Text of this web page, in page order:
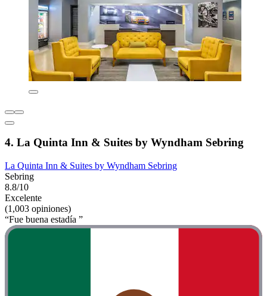
4. La Quinta Inn & Suites by Wyndham Sebring
La Quinta Inn & Suites by Wyndham Sebring
Sebring
8.8/10
Excelente
(1,003 opiniones)
“Fue buena estadía ”